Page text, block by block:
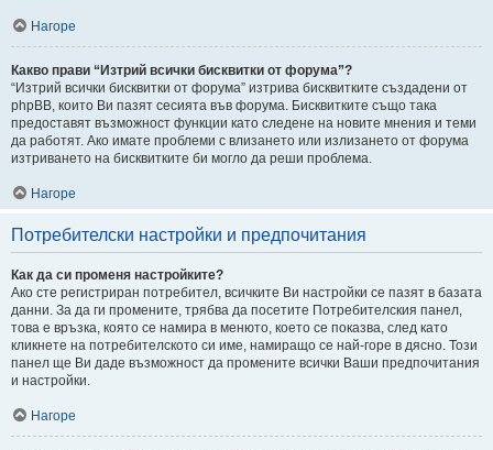
Нагоре
Какво прави “Изтрий всички бисквитки от форума”?
“Изтрий всички бисквитки от форума” изтрива бисквитките създадени от
phpBB, които Ви пазят сесията във форума. Бисквитките също така
предоставят възможност функции като следене на новите мнения и теми
да работят. Ако имате проблеми с влизането или излизането от форума
изтриването на бисквитките би могло да реши проблема.
Нагоре
Потребителски настройки и предпочитания
Как да си променя настройките?
Ако сте регистриран потребител, всичките Ви настройки се пазят в базата
данни. За да ги промените, трябва да посетите Потребителския панел,
това е връзка, която се намира в менюто, което се показва, след като
кликнете на потребителското си име, намиращо се най-горе в дясно. Този
панел ще Ви даде възможност да промените всички Ваши предпочитания
и настройки.
Нагоре